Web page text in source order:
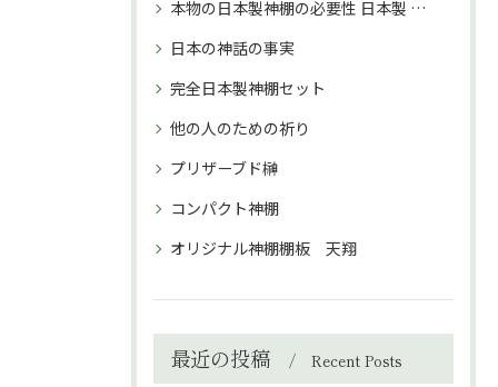
本物の日本製神棚の必要性 日本製 神棚 購入理由
日本の神話の事実
完全日本製神棚セット
他の人のための祈り
プリザーブド榊
コンパクト神棚
オリジナル神棚棚板 天翔
最近の投稿 Recent Posts